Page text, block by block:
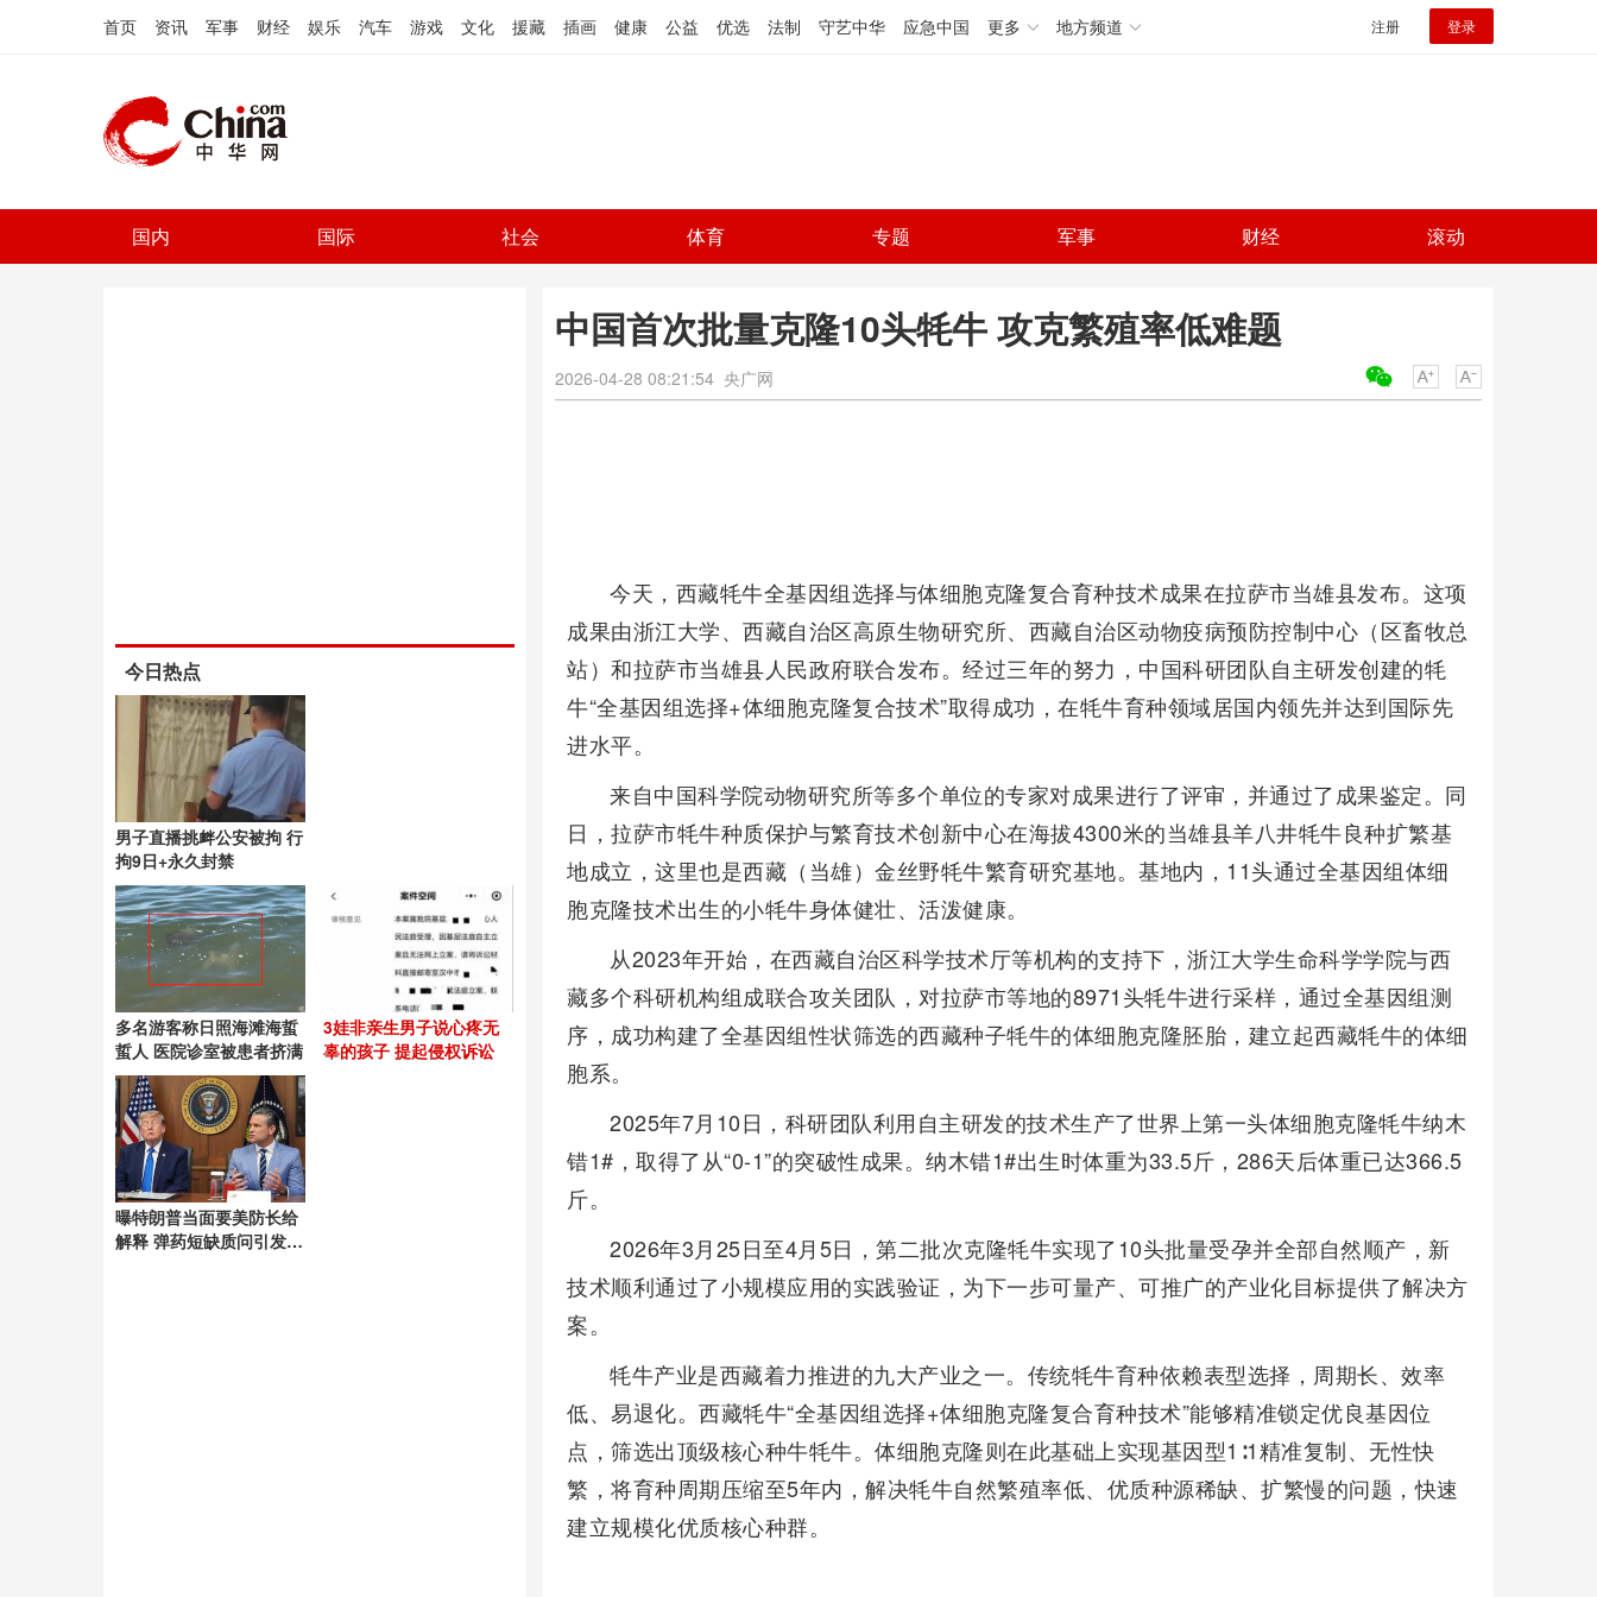
首页 资讯 军事 财经 娱乐 汽车 游戏 文化 援藏 插画 健康 公益 优选 法制 守艺中华 应急中国 更多 地方频道 注册 登录
国内 国际 社会 体育 专题 军事 财经 滚动
中国首次批量克隆10头牦牛 攻克繁殖率低难题
2026-04-28 08:21:54 央广网
今天，西藏牦牛全基因组选择与体细胞克隆复合育种技术成果在拉萨市当雄县发布。这项
成果由浙江大学、西藏自治区高原生物研究所、西藏自治区动物疫病预防控制中心（区畜牧总
站）和拉萨市当雄县人民政府联合发布。经过三年的努力，中国科研团队自主研发创建的牦
牛“全基因组选择+体细胞克隆复合技术”取得成功，在牦牛育种领域居国内领先并达到国际先
进水平。
来自中国科学院动物研究所等多个单位的专家对成果进行了评审，并通过了成果鉴定。同
日，拉萨市牦牛种质保护与繁育技术创新中心在海拔4300米的当雄县羊八井牦牛良种扩繁基
地成立，这里也是西藏（当雄）金丝野牦牛繁育研究基地。基地内，11头通过全基因组体细
胞克隆技术出生的小牦牛身体健壮、活泼健康。
从2023年开始，在西藏自治区科学技术厅等机构的支持下，浙江大学生命科学学院与西
藏多个科研机构组成联合攻关团队，对拉萨市等地的8971头牦牛进行采样，通过全基因组测
序，成功构建了全基因组性状筛选的西藏种子牦牛的体细胞克隆胚胎，建立起西藏牦牛的体细
胞系。
2025年7月10日，科研团队利用自主研发的技术生产了世界上第一头体细胞克隆牦牛纳木
错1#，取得了从“0-1”的突破性成果。纳木错1#出生时体重为33.5斤，286天后体重已达366.5
斤。
2026年3月25日至4月5日，第二批次克隆牦牛实现了10头批量受孕并全部自然顺产，新
技术顺利通过了小规模应用的实践验证，为下一步可量产、可推广的产业化目标提供了解决方
案。
牦牛产业是西藏着力推进的九大产业之一。传统牦牛育种依赖表型选择，周期长、效率
低、易退化。西藏牦牛“全基因组选择+体细胞克隆复合育种技术”能够精准锁定优良基因位
点，筛选出顶级核心种牛牦牛。体细胞克隆则在此基础上实现基因型1∶1精准复制、无性快
繁，将育种周期压缩至5年内，解决牦牛自然繁殖率低、优质种源稀缺、扩繁慢的问题，快速
建立规模化优质核心种群。
今日热点
男子直播挑衅公安被拘 行
拘9日+永久封禁
多名游客称日照海滩海蜇
蜇人 医院诊室被患者挤满
3娃非亲生男子说心疼无
辜的孩子 提起侵权诉讼
曝特朗普当面要美防长给
解释 弹药短缺质问引发争